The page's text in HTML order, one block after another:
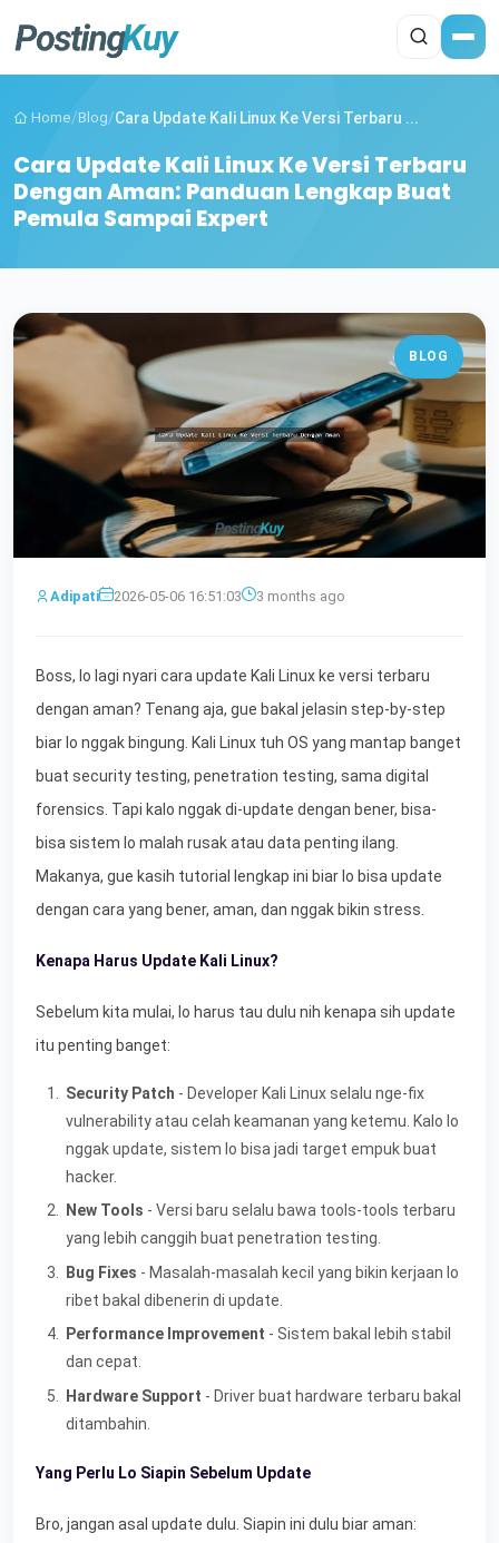
Home/Blog/Cara Update Kali Linux Ke Versi Terbaru ...
Cara Update Kali Linux Ke Versi Terbaru
Dengan Aman: Panduan Lengkap Buat
Pemula Sampai Expert
BLOG
Adipati 2026-05-06 16:51:03 3 months ago
Boss, lo lagi nyari cara update Kali Linux ke versi terbaru
dengan aman? Tenang aja, gue bakal jelasin step-by-step
biar lo nggak bingung. Kali Linux tuh OS yang mantap banget
buat security testing, penetration testing, sama digital
forensics. Tapi kalo nggak di-update dengan bener, bisa-
bisa sistem lo malah rusak atau data penting ilang.
Makanya, gue kasih tutorial lengkap ini biar lo bisa update
dengan cara yang bener, aman, dan nggak bikin stress.
Kenapa Harus Update Kali Linux?
Sebelum kita mulai, lo harus tau dulu nih kenapa sih update
itu penting banget:
Security Patch - Developer Kali Linux selalu nge-fix
vulnerability atau celah keamanan yang ketemu. Kalo lo
nggak update, sistem lo bisa jadi target empuk buat
hacker.
New Tools - Versi baru selalu bawa tools-tools terbaru
yang lebih canggih buat penetration testing.
Bug Fixes - Masalah-masalah kecil yang bikin kerjaan lo
ribet bakal dibenerin di update.
Performance Improvement - Sistem bakal lebih stabil
dan cepat.
Hardware Support - Driver buat hardware terbaru bakal
ditambahin.
Yang Perlu Lo Siapin Sebelum Update
Bro, jangan asal update dulu. Siapin ini dulu biar aman: